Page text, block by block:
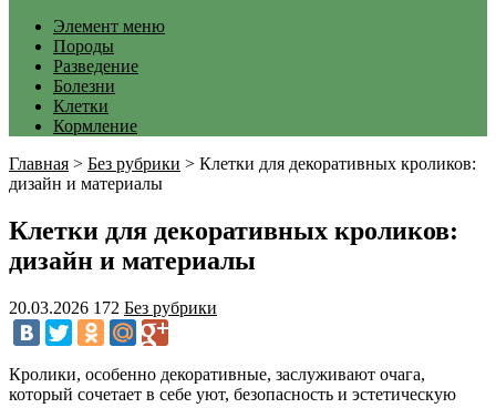
Элемент меню
Породы
Разведение
Болезни
Клетки
Кормление
Главная > Без рубрики > Клетки для декоративных кроликов:
дизайн и материалы
Клетки для декоративных кроликов:
дизайн и материалы
20.03.2026 172 Без рубрики
Кролики, особенно декоративные, заслуживают очага,
который сочетает в себе уют, безопасность и эстетическую